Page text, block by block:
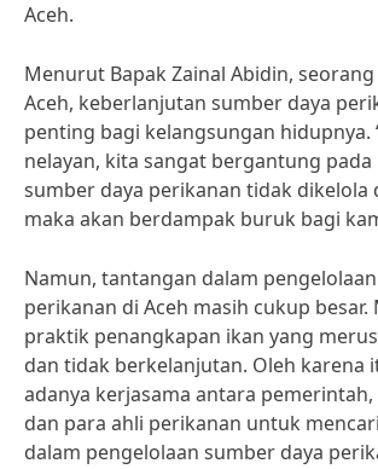
Aceh.
Menurut Bapak Zainal Abidin,
Aceh, keberlanjutan sumber daya
penting bagi kelangsungan hidupnya.
nelayan, kita sangat bergantung pada
sumber daya perikanan tidak dikelola
maka akan berdampak buruk bagi
Namun, tantangan dalam
perikanan di Aceh masih cukup besar.
praktik penangkapan ikan yang
dan tidak berkelanjutan. Oleh karena
adanya kerjasama antara
dan para ahli perikanan untuk
dalam pengelolaan sumber daya